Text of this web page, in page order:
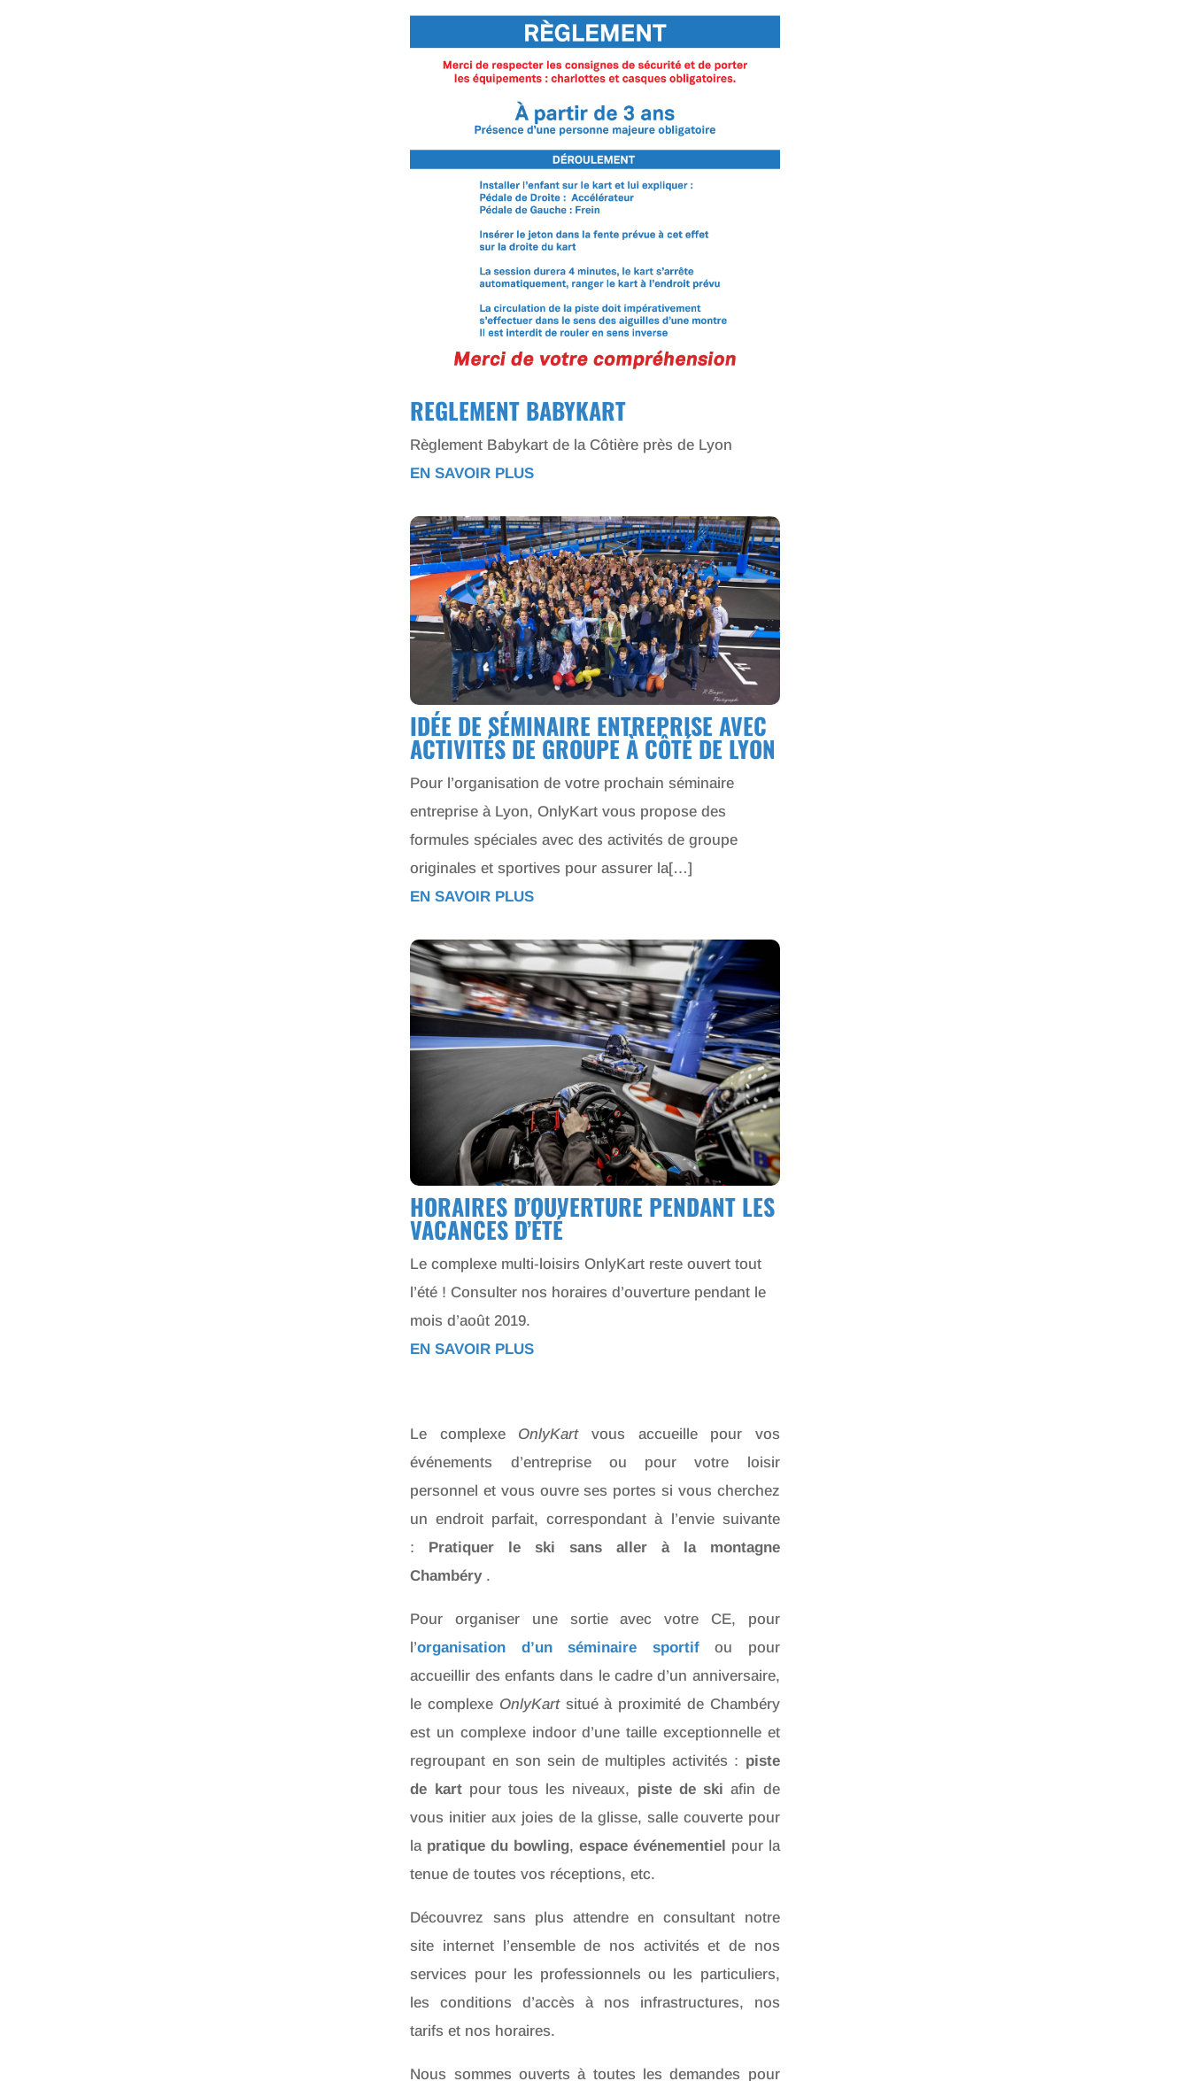
REGLEMENT BABYKART
Règlement Babykart de la Côtière près de Lyon
EN SAVOIR PLUS
IDÉE DE SÉMINAIRE ENTREPRISE AVEC
ACTIVITÉS DE GROUPE À CÔTÉ DE LYON
Pour l’organisation de votre prochain séminaire
entreprise à Lyon, OnlyKart vous propose des
formules spéciales avec des activités de groupe
originales et sportives pour assurer la[…]
EN SAVOIR PLUS
HORAIRES D’OUVERTURE PENDANT LES
VACANCES D’ÉTÉ
Le complexe multi-loisirs OnlyKart reste ouvert tout
l’été ! Consulter nos horaires d’ouverture pendant le
mois d’août 2019.
EN SAVOIR PLUS
Le complexe OnlyKartvous accueille pour vos
événements d’entreprise ou pour votre loisir
personnel et vous ouvre ses portes si vous cherchez
un endroit parfait, correspondant à l’envie suivante
: Pratiquer le ski sans aller à la montagne
Chambéry .
Pour organiser une sortie avec votre CE, pour
l’organisation d’un séminaire sportifou pour
accueillir des enfants dans le cadre d’un anniversaire,
le complexe OnlyKartsitué à proximité de Chambéry
est un complexe indoor d’une taille exceptionnelle et
regroupant en son sein de multiples activités : piste
de kartpour tous les niveaux, piste de ski afin de
vous initier aux joies de la glisse, salle couverte pour
la pratique du bowling, espace événementiel pour la
tenue de toutes vos réceptions, etc.
Découvrez sans plus attendre en consultant notre
site internet l’ensemble de nos activités et de nos
services pour les professionnels ou les particuliers,
les conditions d’accès à nos infrastructures, nos
tarifs et nos horaires.
Nous sommes ouverts à toutes les demandes pour